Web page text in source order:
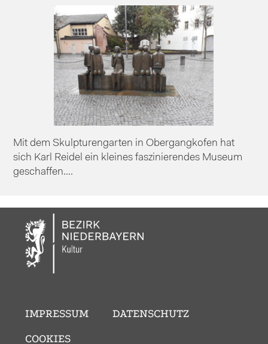
Mit dem Skulpturengarten in Obergangkofen hat
sich Karl Reidel ein kleines faszinierendes Museum
geschaffen....
IMPRESSUM
DATENSCHUTZ
COOKIES